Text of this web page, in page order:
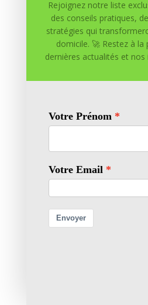
Chaînes YouTube
0 commentaires
Soumettre un commentaire
Rejoignez notre liste
des conseils pratiques,
stratégies qui
domicile. 🚀 Restez à
dernières actualités et nos